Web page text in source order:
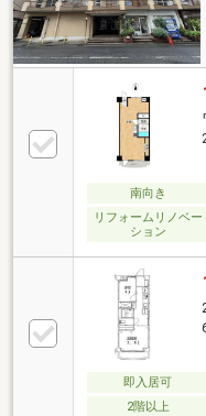
南向き
リフォームリノベー
ション
即入居可
2階以上